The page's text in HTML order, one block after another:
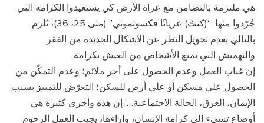
هي ملتزمة بالتضامن مع عراة الأرض كي يستعيدوا الكرامة التي
جُرّدوا منها. “(كنتُ) عريانًا فكسوتموني” (متى 25، 36)، تُلزم
بالتالي بعدم تحويل النظر عن الأشكال الجديدة من الفقر
والتهميش التي تمنع الأشخاص من العيش بكرامة.
إن غياب العمل وعدم الحصول على أجر ملائم؛ وعدم التمكّن من
الحصول على مسكن أو على أرض للسكن؛ التعرّض للتمييز بسبب
الإيمان، العرق، الحالة الاجتماعية…: إن هذه وأخرى كثيرة هي
أوضاع تسيء إلى كرامة الإنسان، وإزاءها، يجيب العمل الرحوم